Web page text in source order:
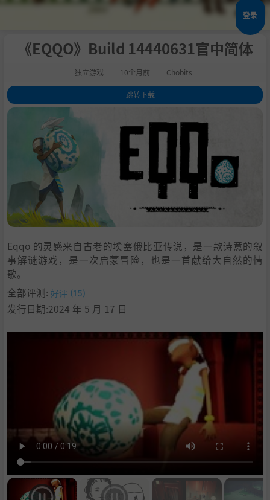
登录
《EQQO》Build 14440631官中简体
独立游戏 10个月前 Chobits
跳转下载
1.关于此游戏
系统需求
支持作者
学习
Eqqo 的灵感来自古老的埃塞俄比亚传说，是一款诗意的叙
事解谜游戏，是一次启蒙冒险，也是一首献给大自然的情
歌。
全部评测: 好评 (15)
发行日期:2024 年 5 月 17 日